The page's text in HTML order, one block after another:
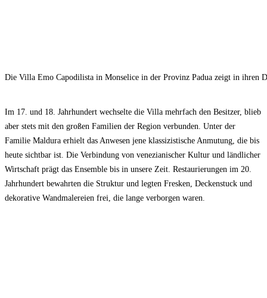
Die Villa Emo Capodilista in Monselice in der Provinz Padua zeigt in ihren
Im 17. und 18. Jahrhundert wechselte die Villa mehrfach den Besitzer, blieb
aber stets mit den großen Familien der Region verbunden. Unter der
Familie Maldura erhielt das Anwesen jene klassizistische Anmutung, die bis
heute sichtbar ist. Die Verbindung von venezianischer Kultur und ländlicher
Wirtschaft prägt das Ensemble bis in unsere Zeit. Restaurierungen im 20.
Jahrhundert bewahrten die Struktur und legten Fresken, Deckenstuck und
dekorative Wandmalereien frei, die lange verborgen waren.